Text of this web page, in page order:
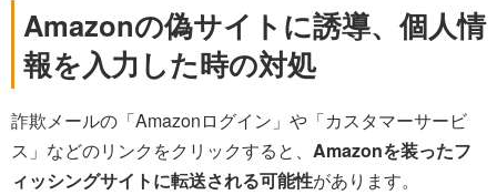
Amazonの偽サイトに誘導、個人情
報を入力した時の対処
詐欺メールの「Amazonログイン」や「カスタマーサービ
ス」などのリンクをクリックすると、 Amazonを装ったフ
ィッシングサイトに転送される可能性があります。